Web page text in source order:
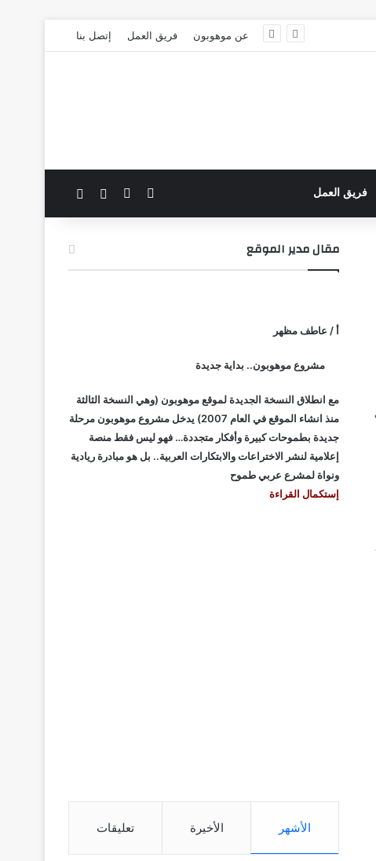
عن موهوبون فريق العمل إتصل بنا
فريق العمل فيسبوك الوضع المظلم
مقال مدير الموقع
أ / عاطف مظهر
مشروع موهوبون.. بداية جديدة
مع انطلاق النسخة الجديدة لموقع موهوبون (وهي النسخة الثالثة
منذ انشاء الموقع في العام 2007) يدخل مشروع موهوبون مرحلة
جديدة بطموحات كبيرة وأفكار متجددة… فهو ليس فقط منصة
إعلامية لنشر الاختراعات والابتكارات العربية.. بل هو مبادرة ريادية
ونواة لمشرع عربي طموح
إستكمال القراءة
الأشهر الأخيرة تعليقات